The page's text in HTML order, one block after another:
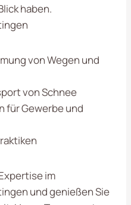
haben.
von Wegen und
von Schnee
für Gewerbe und
im
und genießen Sie